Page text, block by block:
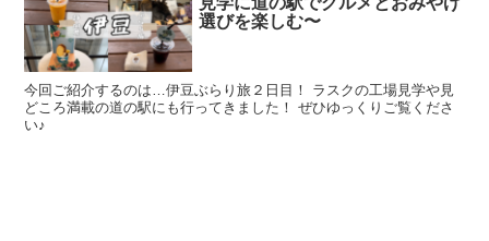
選びを楽しむ〜
今回ご紹介するのは…伊豆ぶらり旅２日目！ ラスクの工場見学や見
どころ満載の道の駅にも行ってきました！ ぜひゆっくりご覧くださ
い♪